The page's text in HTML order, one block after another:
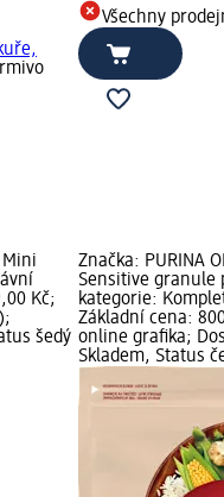
Všechny
Mini
Kč;
šedý
Značka: PURINA
Sensitive granule
kategorie:
Základní cena:
online grafika;
Skladem, Status